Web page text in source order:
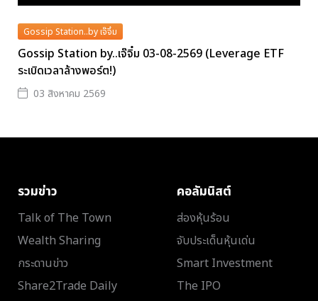
Gossip Station..by เจ๊จิ๋ม
Gossip Station by..เจ๊จิ๋ม 03-08-2569 (Leverage ETF
ระเบิดเวลาล้างพอร์ต!)
03 สิงหาคม 2569
รวมข่าว
Talk of The Town
Wealth Sharing
กระดานข่าว
Share2Trade Daily
คอลัมนิสต์
ส่องหุ้นร้อน
จับประเด็นหุ้นเด่น
Smart Investment
The IPO